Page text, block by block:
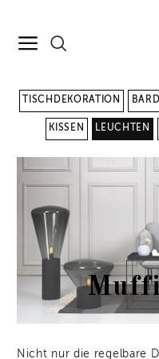
TISCHDEKORATION
KISSEN LEUCHTEN
Nicht nur die regelbare